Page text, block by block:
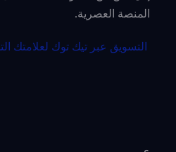
المنصة العصرية.
التسويق عبر تيك توك لعلامتك التجارية بـ 3